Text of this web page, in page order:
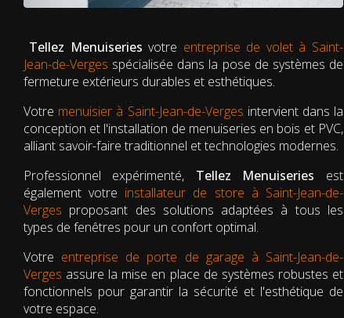
Tellez Menuiseries votre entreprise de volet à Saint-
Jean-de-Verges spécialisée dans la pose de systèmes de
fermeture extérieurs durables et esthétiques.
Votre menuisier à Saint-Jean-de-Verges intervient dans la
conception et l'installation de menuiseries en bois et PVC,
alliant savoir-faire traditionnel et technologies modernes.
Professionnel expérimenté, Tellez Menuiseries est
également votre installateur de store à Saint-Jean-de-
Verges proposant des solutions adaptées à tous les
types de fenêtres pour un confort optimal.
Votre entreprise de porte de garage à Saint-Jean-de-
Verges assure la mise en place de systèmes robustes et
fonctionnels pour garantir la sécurité et l'esthétique de
votre espace.